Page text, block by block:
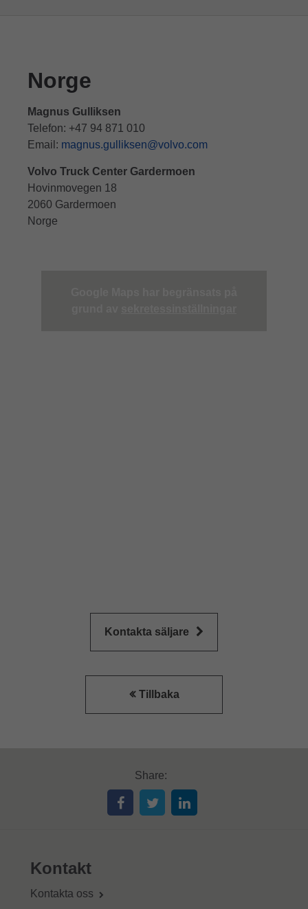
Norge
Magnus Gulliksen
Telefon: +47 94 871 010
Email: magnus.gulliksen@volvo.com
Volvo Truck Center Gardermoen
Hovinmovegen 18
2060 Gardermoen
Norge
Kontakta säljare
Tillbaka
Share:
Kontakt
Kontakta oss